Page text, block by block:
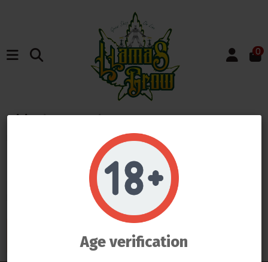
0
Inicio Marcas B.A.C.
Listado de productos
por marca B.A.C.
There are no products.Age verification
LLAMAS GROW NO VENDE ABSOLUTAMENTE NINGÚN PRODUCTO QUE ESTE FUERA DE LA LEY
TODOS LOS PRODUCTOS QUE SE VENDEN EN ESTA WEB SON EXCLUSIVAMENTE PARA LA HORTICULTURA
PROFESIONAL
GERMINAR NI CULTIVAR, SI ALGÚN CLIENTE DE LLAMAS GROW NO RESPETA LA LEY SERÁ BAJO SU
RESPONSABILIDAD